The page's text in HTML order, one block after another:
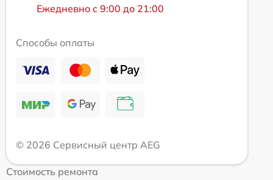
Ежедневно с 9:00 до 21:00
Способы оплаты
© 2026 Сервисный центр AEG
Стоимость ремонта